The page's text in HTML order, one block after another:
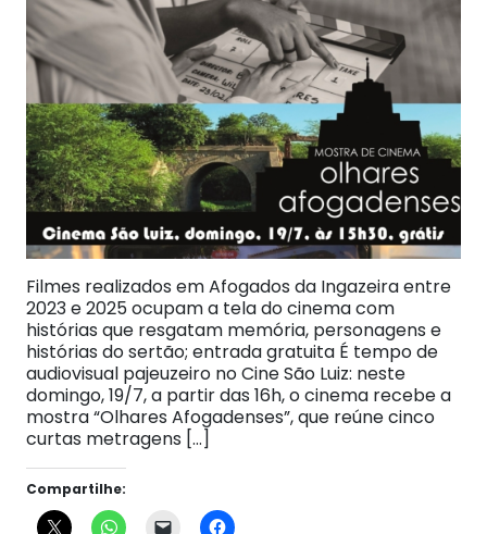
Filmes realizados em Afogados da Ingazeira entre
2023 e 2025 ocupam a tela do cinema com
histórias que resgatam memória, personagens e
histórias do sertão; entrada gratuita É tempo de
audiovisual pajeuzeiro no Cine São Luiz: neste
domingo, 19/7, a partir das 16h, o cinema recebe a
mostra “Olhares Afogadenses”, que reúne cinco
curtas metragens […]
Compartilhe: